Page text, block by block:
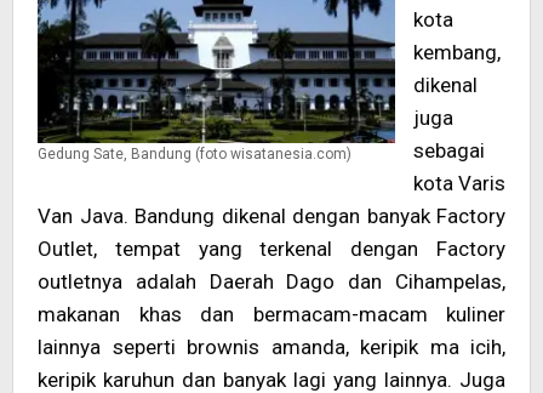
Gedung Sate, Bandung (foto wisatanesia.com)
kota
kembang,
dikenal
juga
sebagai
kota Varis
Van Java. Bandung dikenal dengan banyak Factory
Outlet, tempat yang terkenal dengan Factory
outletnya adalah Daerah Dago dan Cihampelas,
makanan khas dan bermacam-macam kuliner
lainnya seperti brownis amanda, keripik ma icih,
keripik karuhun dan banyak lagi yang lainnya. Juga